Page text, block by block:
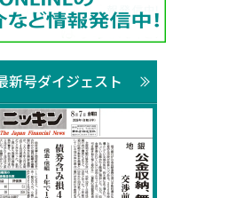
新号ダイジェスト